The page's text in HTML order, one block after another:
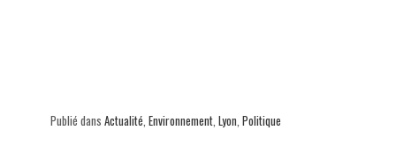
Publié dans Actualité Environnement, Lyon Politique